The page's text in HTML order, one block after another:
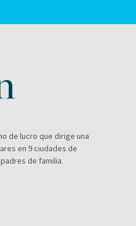
de lucro que dirige una
en 9 ciudades de
de familia.